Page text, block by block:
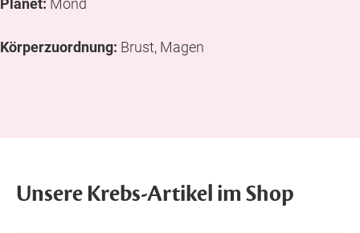
Planet: Mond
Körperzuordnung: Brust, Magen
Unsere Krebs-Artikel im Shop